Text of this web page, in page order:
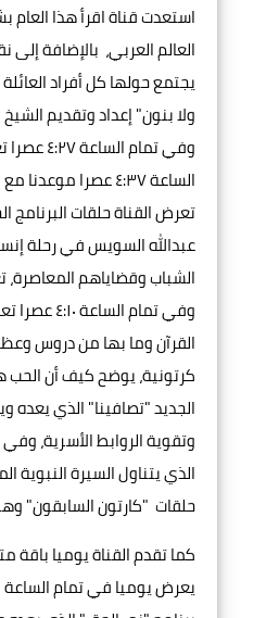
استعدت قناة اقرأ هذا
العالم العربي، بالإضافة
ولا بنون" إعداد وتقديم
وفي
عبدالله السويس في رحلة
وفي
الجديد "تصافينا" الذي يعده
حلقات "كارتون السابقون"
كما تقدم القناة يوميا